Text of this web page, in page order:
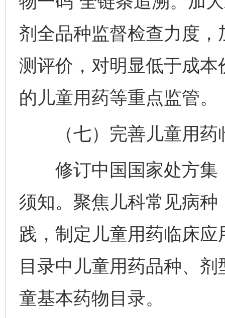
剂全品种监督检查力度
测评价，对明显低于成
的儿童用药等重点监管。
（七）完善儿童用药
修订中国国家处方集
须知。聚焦儿科常见病
践，制定儿童用药临床
目录中儿童用药品种、
童基本药物目录。